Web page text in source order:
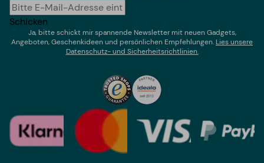
Schicken
Ja, bitte schickt mir spannende Newsletter mit neuen Gadgets,
Angeboten, Geschenkideen und persönlichen Empfehlungen. Lies unsere
Datenschutz- und Sicherheitsrichtlinien.